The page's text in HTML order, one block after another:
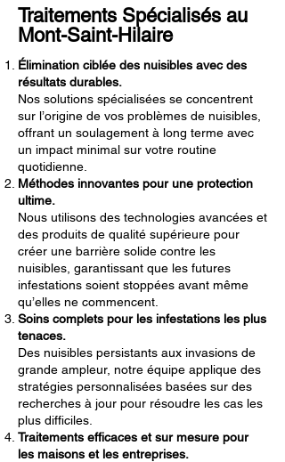
Traitements Spécialisés au
Mont-Saint-Hilaire
Élimination ciblée des nuisibles avec des
résultats durables.
Nos solutions spécialisées se concentrent
sur l’origine de vos problèmes de nuisibles,
offrant un soulagement à long terme avec
un impact minimal sur votre routine
quotidienne.
Méthodes innovantes pour une protection
ultime.
Nous utilisons des technologies avancées et
des produits de qualité supérieure pour
créer une barrière solide contre les
nuisibles, garantissant que les futures
infestations soient stoppées avant même
qu’elles ne commencent.
Soins complets pour les infestations les plus
tenaces.
Des nuisibles persistants aux invasions de
grande ampleur, notre équipe applique des
stratégies personnalisées basées sur des
recherches à jour pour résoudre les cas les
plus difficiles.
Traitements efficaces et sur mesure pour
les maisons et les entreprises.